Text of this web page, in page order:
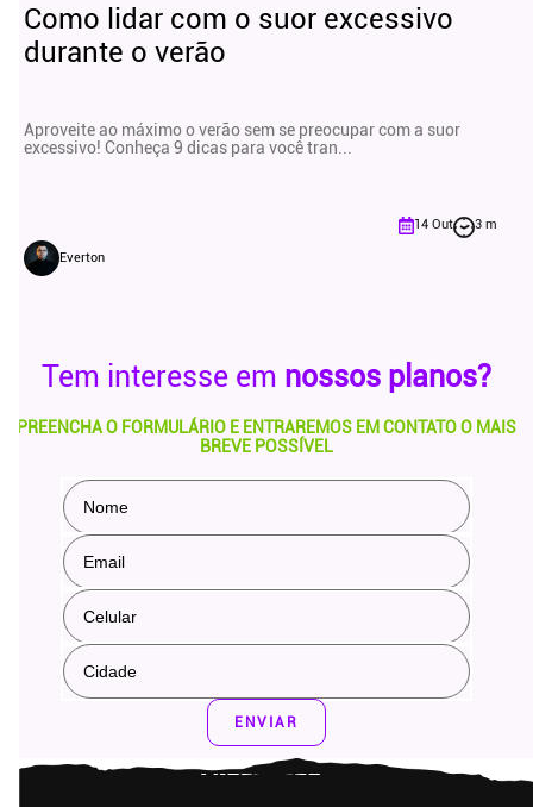
Como lidar com o suor excessivo
durante o verão
Aproveite ao máximo o verão sem se preocupar com a suor
excessivo! Conheça 9 dicas para você tran...
Everton
14 Out 3 m
Tem interesse em nossos planos?
PREENCHA O FORMULÁRIO E ENTRAREMOS EM CONTATO O MAIS
BREVE POSSÍVEL
ENVIAR